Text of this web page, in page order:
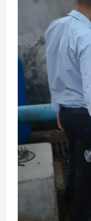
3